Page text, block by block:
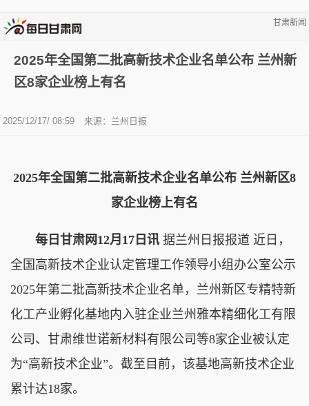
甘肃新闻
2025年全国第二批高新技术企业名单公布 兰州新
区8家企业榜上有名
2025/12/17/ 08:59 来源：兰州日报
2025年全国第二批高新技术企业名单公布 兰州新区8
家企业榜上有名
每日甘肃网12月17日讯 据兰州日报报道 近日，
全国高新技术企业认定管理工作领导小组办公室公示
2025年第二批高新技术企业名单，兰州新区专精特新
化工产业孵化基地内入驻企业兰州雅本精细化工有限
公司、甘肃维世诺新材料有限公司等8家企业被认定
为“高新技术企业”。截至目前，该基地高新技术企业
累计达18家。